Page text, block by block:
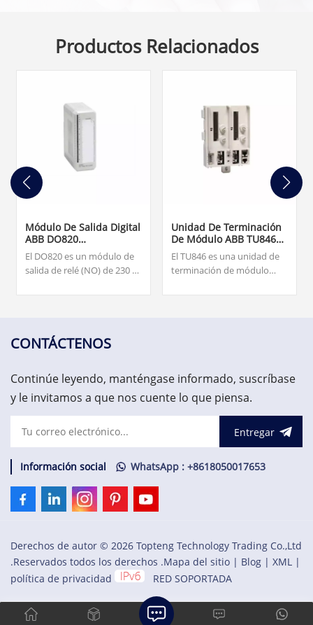
Productos Relacionados
Módulo De Salida Digital
ABB DO820
3BSE008514R1
El DO820 es un módulo de
salida de relé (NO) de 230 V
S800. Nuestro equipo está
para ayudarlo con sus
contáctenos.
Unidad De Terminación
De Módulo ABB TU846
3BSE022460R1
El TU846 es una unidad de
terminación de módulo
redundante de la interfaz
CONTÁCTENOS
Continúe leyendo, manténgase informado, suscríbase
y le invitamos a que nos cuente lo que piensa.
Entregar
Información social WhatsApp : +8618050017653
Derechos de autor © 2026 Topteng Technology Trading Co.,Ltd
.Reservados todos los derechos .Mapa del sitio | Blog | XML |
política de privacidad
RED SOPORTADA